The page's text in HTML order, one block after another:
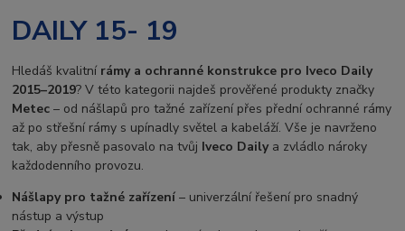
DAILY 15- 19
Hledáš kvalitní rámy a ochranné konstrukce pro Iveco Daily
2015–2019? V této kategorii najdeš prověřené produkty značky
Metec – od nášlapů pro tažné zařízení přes přední ochranné rámy
až po střešní rámy s upínadly světel a kabeláží. Vše je navrženo
tak, aby přesně pasovalo na tvůj Iveco Dailya zvládlo nároky
každodenního provozu.
Nášlapy pro tažné zařízení – univerzální řešení pro snadný
nástup a výstup